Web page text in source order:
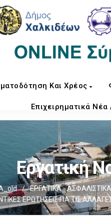
Και Χρέος
Επιχειρηματικά
Εργατική
/ ΕΡΓΑΤΙΚΑ - ΑΣΦΑΛΙΣΤΙΚΑ
ΕΡΩΤΗΣΕΙΣ ΓΙΑ ΤΙΣ